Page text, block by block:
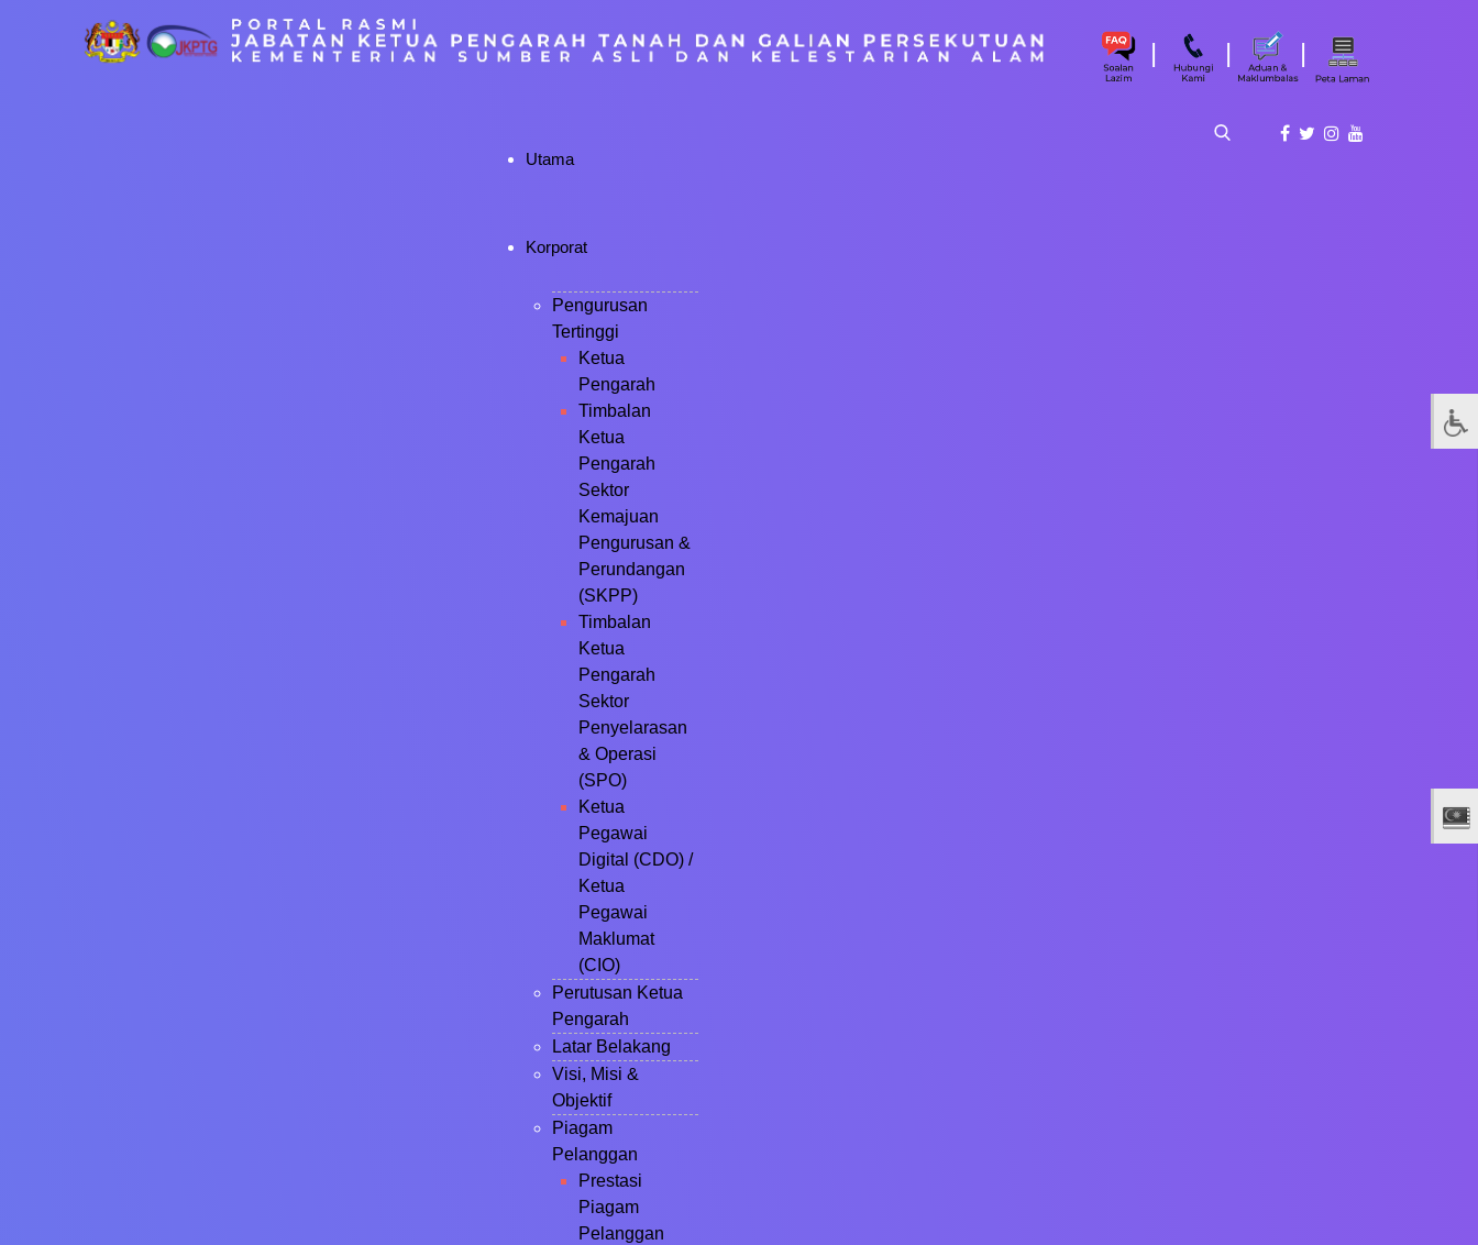
| | |
Utama
Korporat
Pengurusan
Tertinggi
Ketua
Pengarah
Timbalan
Ketua
Pengarah
Sektor
Kemajuan
Pengurusan &
Perundangan
(SKPP)
Timbalan
Ketua
Pengarah
Sektor
Penyelarasan
& Operasi
(SPO)
Ketua
Pegawai
Digital (CDO) /
Ketua
Pegawai
Maklumat
(CIO)
Perutusan Ketua
Pengarah
Latar Belakang
Visi, Misi &
Objektif
Piagam
Pelanggan
Prestasi
Piagam
Pelanggan